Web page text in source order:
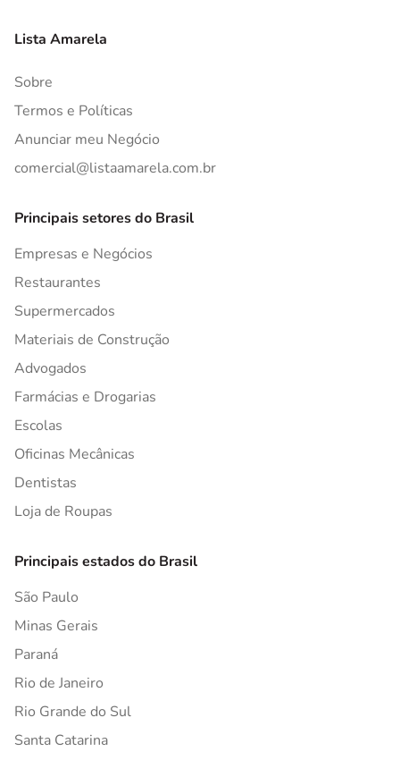
Lista Amarela
Sobre
Termos e Políticas
Anunciar meu Negócio
comercial@listaamarela.com.br
Principais setores do Brasil
Empresas e Negócios
Restaurantes
Supermercados
Materiais de Construção
Advogados
Farmácias e Drogarias
Escolas
Oficinas Mecânicas
Dentistas
Loja de Roupas
Principais estados do Brasil
São Paulo
Minas Gerais
Paraná
Rio de Janeiro
Rio Grande do Sul
Santa Catarina